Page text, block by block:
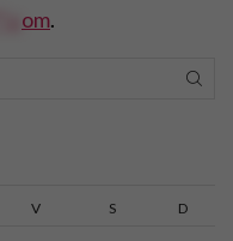
om.
V S D